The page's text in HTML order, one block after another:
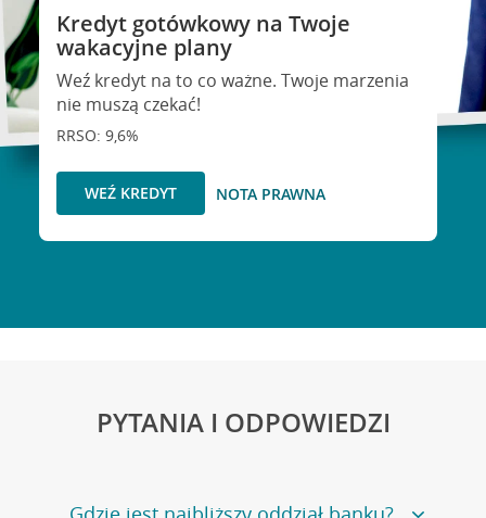
Kredyt gotówkowy na Twoje
wakacyjne plany
Weź kredyt na to co ważne. Twoje marzenia
nie muszą czekać!
RRSO: 9,6%
WEŹ KREDYT NOTA PRAWNA
PYTANIA I ODPOWIEDZI